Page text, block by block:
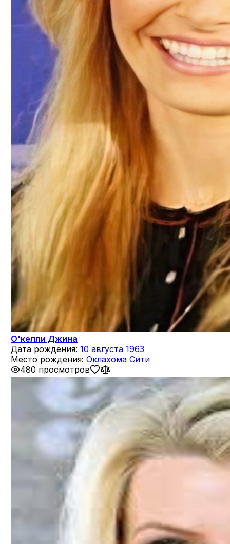
О'келли Джина
Дата рождения: 10 августа 1963
Место рождения: Оклахома Сити
480 просмотров